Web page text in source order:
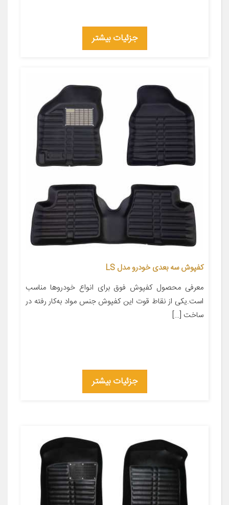
جزئیات بیشتر
کفپوش سه بعدی خودرو مدل LS
معرفی محصول کفپوش فوق برای انواع خودروها مناسب
است.یکی از نقاط قوت این کفپوش جنس مواد به‌کار رفته در
ساخت […]
جزئیات بیشتر